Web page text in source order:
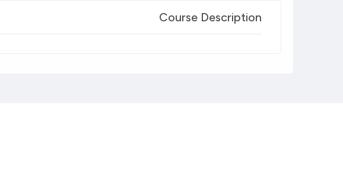
Course Description